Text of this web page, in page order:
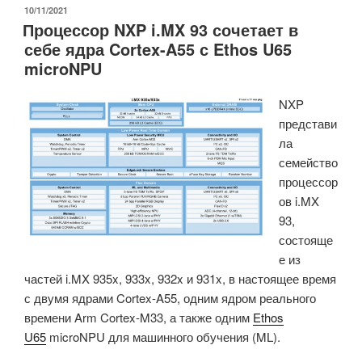
с
процессором
i.MX93,
двумя
разъемами
-
A55
и
microNPU»
ОПУБЛИКОВАНО
10/11/2021
Процессор NXP i.MX 93 сочетает в
себе ядра Cortex-A55 с Ethos U65
microNPU
NXP
представи
ла
семейство
процессор
ов i.MX
93,
состояще
е из
частей i.MX 935x, 933x, 932x и 931x, в настоящее время
с двумя ядрами Cortex-A55, одним ядром реального
времени Arm Cortex-M33, а также одним Ethos
U65 microNPU для машинного обучения (ML).